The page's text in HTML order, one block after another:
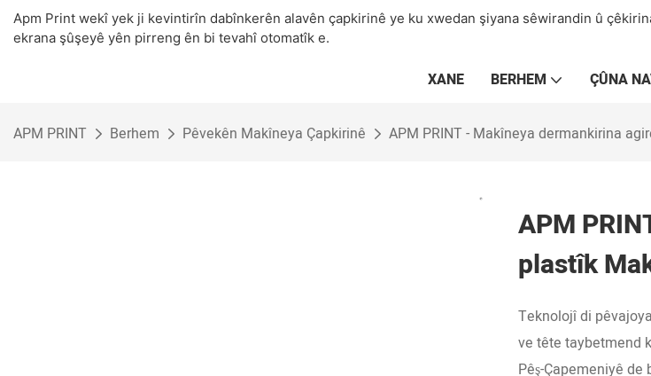
Apm Print wekî yek ji kevintirîn dabînkerên alavên çapkirinê ye ku xwedan şiyana sêwirandin û
ekrana şûşeyê yên pirreng ên bi tevahî otomatîk e.
XANE BERHEM ÇÛNA
APM PRINT Berhem Pêvekên Makîneya Çapkirinê APM PRINT - Makîneya dermankirina
APM
plastîk
Teknolojî di
ve tête taybetmend
Pêş-Çapemeniyê